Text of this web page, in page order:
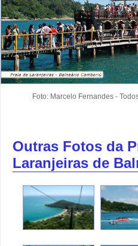
Foto: Marcelo Fernandes -
Outras Fotos da
Laranjeiras de